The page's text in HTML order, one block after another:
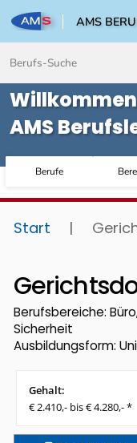
AMS
AMS
Berufe
Start |
Berufsbereiche:
Sicherheit
Ausbildungsform:
Gehalt:
€ 2.410,- bis € 4.280,- *